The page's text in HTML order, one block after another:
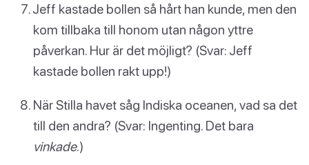
Jeff kastade bollen så hårt han kunde, men den
kom tillbaka till honom utan någon yttre
påverkan. Hur är det möjligt? (Svar: Jeff
kastade bollen rakt upp!)
När Stilla havet såg Indiska oceanen, vad sa det
till den andra? (Svar: Ingenting. Det bara
vinkade.)